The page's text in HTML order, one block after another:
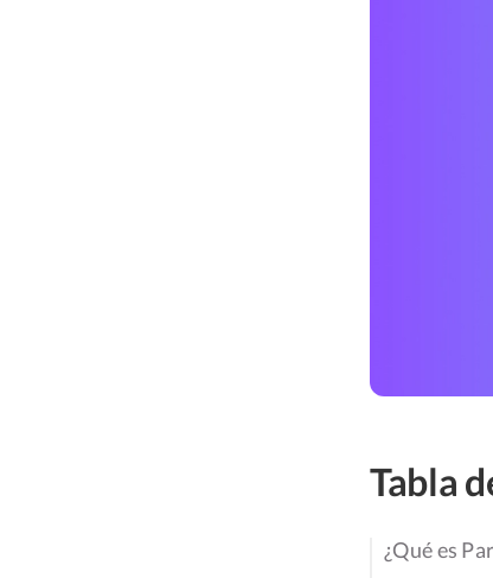
Tabla
¿Qué es